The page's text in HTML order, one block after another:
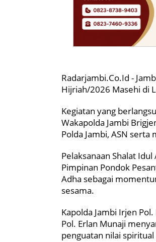
Radarjambi.Co.Id -
Hijriah/2026 Masehi di
Kegiatan yang
Wakapolda Jambi
Polda Jambi, ASN
Pelaksanaan Shalat
Pimpinan Pondok
Adha sebagai
sesama.
Kapolda Jambi Irjen
Pol. Erlan Munaji
penguatan nilai